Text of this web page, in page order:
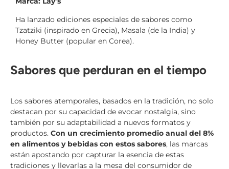
Ha lanzado ediciones especiales de sabores como
Tzatziki (inspirado en Grecia), Masala (de la India) y
Honey Butter (popular en Corea).
Sabores que perduran en el tiempo
Los sabores atemporales, basados en la tradición, no solo
destacan por su capacidad de evocar nostalgia, sino
también por su adaptabilidad a nuevos formatos y
productos. Con un crecimiento promedio anual del 8%
en alimentos y bebidas con estos sabores, las marcas
están apostando por capturar la esencia de estas
tradiciones y llevarlas a la mesa del consumidor de